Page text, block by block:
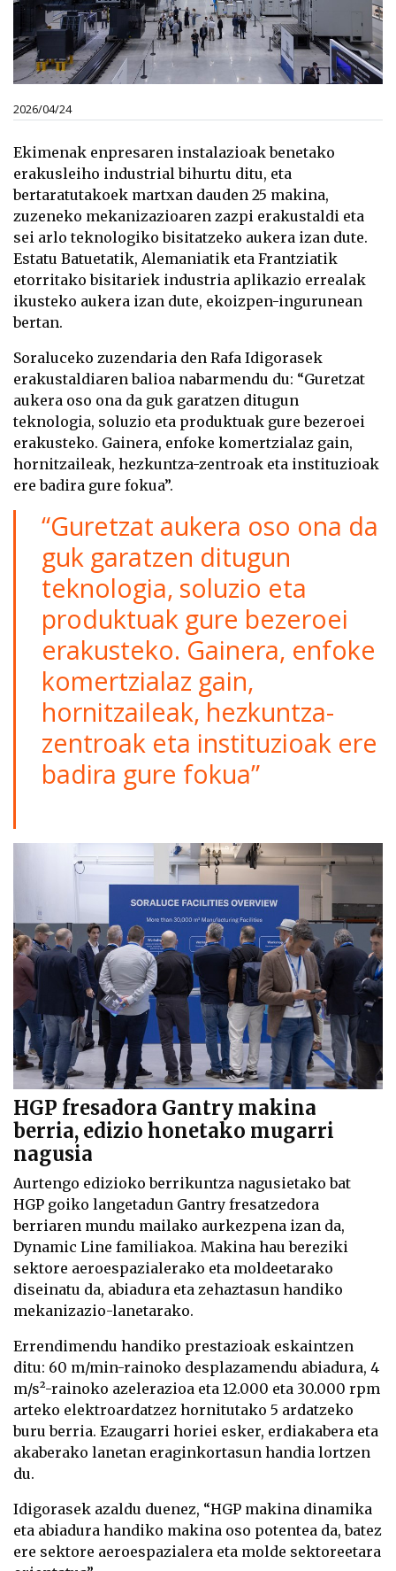
2026/04/24
Ekimenak enpresaren instalazioak benetako
erakusleiho industrial bihurtu ditu, eta
bertaratutakoek martxan dauden 25 makina,
zuzeneko mekanizazioaren zazpi erakustaldi eta
sei arlo teknologiko bisitatzeko aukera izan dute.
Estatu Batuetatik, Alemaniatik eta Frantziatik
etorritako bisitariek industria aplikazio errealak
ikusteko aukera izan dute, ekoizpen-ingurunean
bertan.
Soraluceko zuzendaria den Rafa Idigorasek
erakustaldiaren balioa nabarmendu du: “Guretzat
aukera oso ona da guk garatzen ditugun
teknologia, soluzio eta produktuak gure bezeroei
erakusteko. Gainera, enfoke komertzialaz gain,
hornitzaileak, hezkuntza-zentroak eta instituzioak
ere badira gure fokua”.
“Guretzat aukera oso ona da
guk garatzen ditugun
teknologia, soluzio eta
produktuak gure bezeroei
erakusteko. Gainera, enfoke
komertzialaz gain,
hornitzaileak, hezkuntza-
zentroak eta instituzioak ere
badira gure fokua”
HGP fresadora Gantry makina
berria, edizio honetako mugarri
nagusia
Aurtengo edizioko berrikuntza nagusietako bat
HGP goiko langetadun Gantry fresatzedora
berriaren mundu mailako aurkezpena izan da,
Dynamic Line familiakoa. Makina hau bereziki
sektore aeroespazialerako eta moldeetarako
diseinatu da, abiadura eta zehaztasun handiko
mekanizazio-lanetarako.
Errendimendu handiko prestazioak eskaintzen
ditu: 60 m/min-rainoko desplazamendu abiadura, 4
m/s²-rainoko azelerazioa eta 12.000 eta 30.000 rpm
arteko elektroardatzez hornitutako 5 ardatzeko
buru berria. Ezaugarri horiei esker, erdiakabera eta
akaberako lanetan eraginkortasun handia lortzen
du.
Idigorasek azaldu duenez, “HGP makina dinamika
eta abiadura handiko makina oso potentea da, batez
ere sektore aeroespazialera eta molde sektoreetara